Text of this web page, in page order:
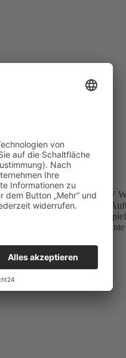
, F-, und G-Jugend beim SV
halten. Vor dem großen
das Spiel verfolgen.
der Nachspielzeit
werden.